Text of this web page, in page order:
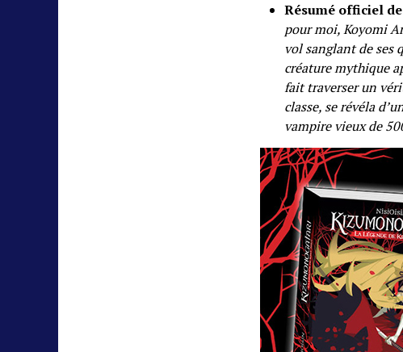
Résumé officiel de
pour moi, Koyomi
vol sanglant de ses
créature mythique
fait traverser un
classe, se révéla
vampire vieux de